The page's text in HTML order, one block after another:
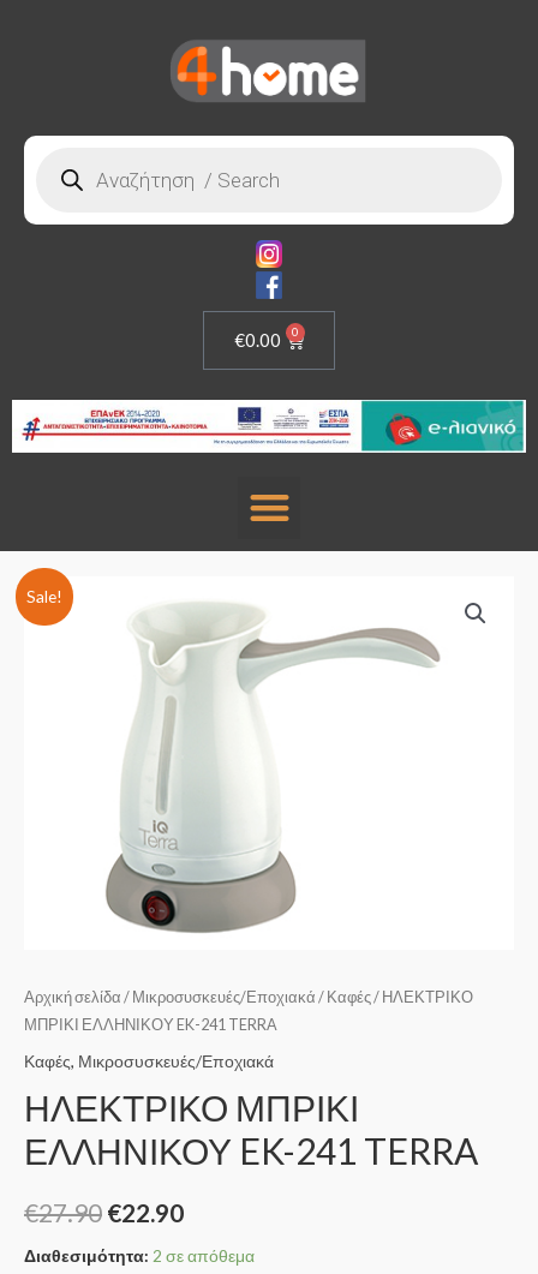
€0.00 0
Sale!
Αρχική σελίδα / Μικροσυσκευές/Εποχιακά / Καφές/ ΗΛΕΚΤΡΙΚΟ
ΜΠΡΙΚΙ ΕΛΛΗΝΙΚΟΥ EK-241 TERRA
Καφές, Μικροσυσκευές/Εποχιακά
ΗΛΕΚΤΡΙΚΟ ΜΠΡΙΚΙ
ΕΛΛΗΝΙΚΟΥ EK-241 TERRA
€27.90 €22.90
Διαθεσιμότητα: 2 σε απόθεμα